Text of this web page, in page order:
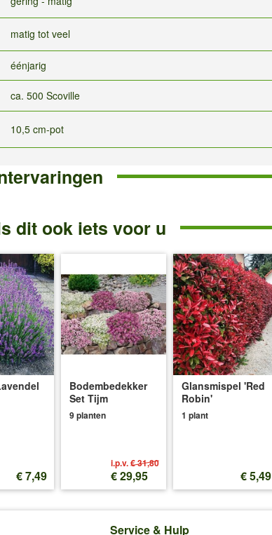
matig tot veel
éénjarig
ca. 500 Scoville
10,5 cm-pot
dit ook iets voor u
€ 7,49
Bodembedekker
Set Tijm
9 planten
i.p.v.€ 31,80
€ 29,95
Glansmispel 'Red
Robin'
1 plant
€ 5,49
Service & Hulp